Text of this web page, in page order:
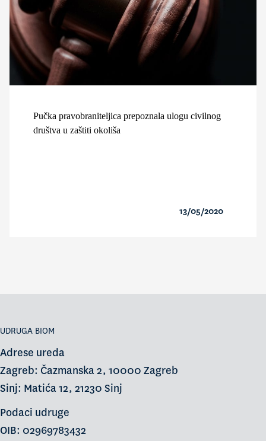
Pučka pravobraniteljica prepoznala ulogu civilnog
društva u zaštiti okoliša
13/05/2020
UDRUGA BIOM
Adrese ureda
Zagreb: Čazmanska 2, 10000 Zagreb
Sinj: Matića 12, 21230 Sinj
Podaci udruge
OIB: 02969783432